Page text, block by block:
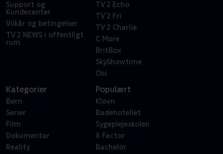
Support og
Kundecenter
Vilkår og betingelser
TV 2 NEWS i offentligt
rum
TV 2 Echo
TV 2 Fri
TV 2 Charlie
C More
BritBox
SkyShowtime
Oiii
Kategorier
Børn
Serier
Film
Dokumentar
Reality
Populært
Klovn
Badehotellet
Sygeplejeskolen
X Factor
Bachelor